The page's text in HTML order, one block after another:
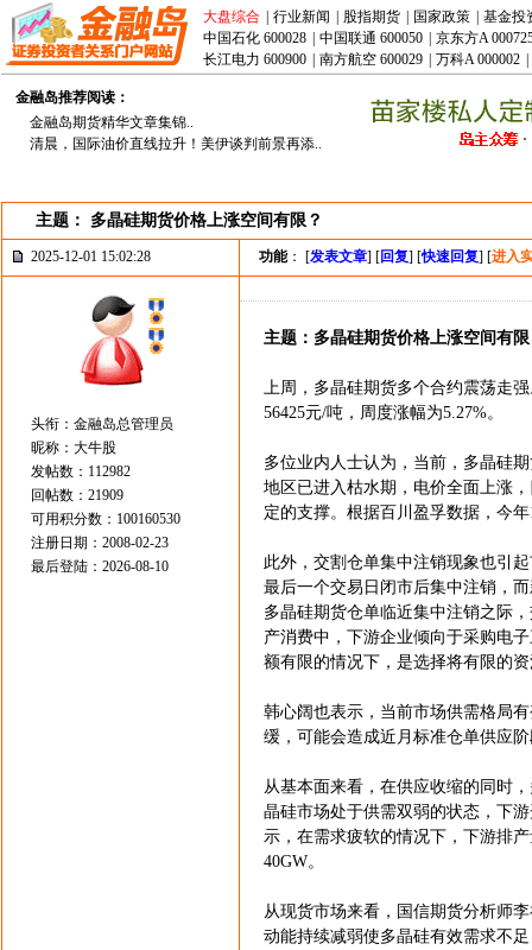
大盘综合 行业新闻 股指期货 国家政策
基金投
中国石化 600028
中国联通 600050
京东方A
长江电力 600900
南方航空 600029 万科A 000002
金融岛推荐阅读：
金融岛期货精华文章集锦..
清晨，国际油价直线拉升！美伊谈判前景再添..
主题： 多晶硅期货价格上涨空间有限？
2025-12-01 15:02:28 功能： [发表文章] [回复] [快速回复] [进入
头衔：金融岛总管理员
昵称：大牛股
发帖数：112982
回帖数：21909
可用积分数：100160530
注册日期：2008-02-23
最后登陆：2026-08-10
主题：多晶硅期货价格上涨空间有
上周，多晶硅期货多个合约震荡走
56425元/吨，周度涨幅为5.27%。
多位业内人士认为，当前，多晶硅
地区已进入枯水期，电价全面上涨
定的支撑。根据百川盈孚数据，今
此外，交割仓单集中注销现象也引
最后一个交易日闭市后集中注销，
多晶硅期货仓单临近集中注销之际
产消费中，下游企业倾向于采购电
额有限的情况下，是选择将有限的
韩心阔也表示，当前市场供需格局
缓，可能会造成近月标准仓单供应
从基本面来看，在供应收缩的同时
晶硅市场处于供需双弱的状态，下
示，在需求疲软的情况下，下游排
40GW。
从现货市场来看，国信期货分析师
动能持续减弱使多晶硅有效需求不